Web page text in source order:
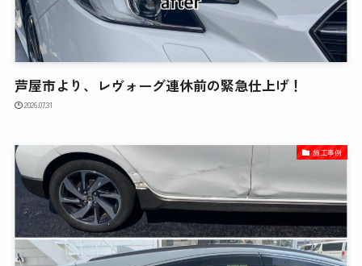
芦屋市より、レヴォーグ連休前の緊急仕上げ！
2026.07.31
施工事例